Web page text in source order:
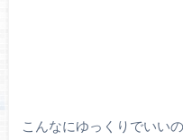
こんなにゆっくりでいい